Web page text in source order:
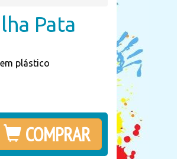
Pata
plástico
COMPRAR